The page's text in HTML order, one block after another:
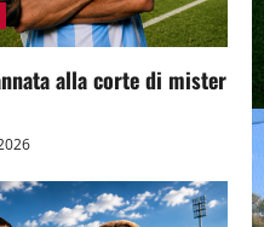
alla corte di mister